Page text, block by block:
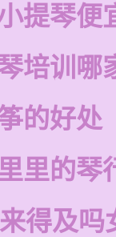
提琴便
培训哪
的好处
里的琴
得及吗